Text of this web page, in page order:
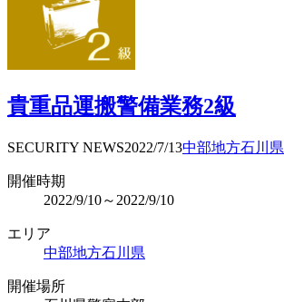
貴重品運搬警備業務2級
SECURITY NEWS2022/7/13中部地方石川県
開催時期
2022/9/10～2022/9/10
エリア
中部地方石川県
開催場所